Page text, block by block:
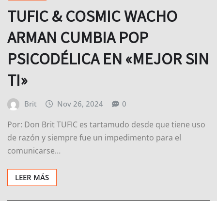
TUFIC & COSMIC WACHO
ARMAN CUMBIA POP
PSICODÉLICA EN «MEJOR SIN
TI»
Brit Nov 26, 2024 0
Por: Don Brit TUFIC es tartamudo desde que tiene uso
de razón y siempre fue un impedimento para el
comunicarse…
LEER MÁS